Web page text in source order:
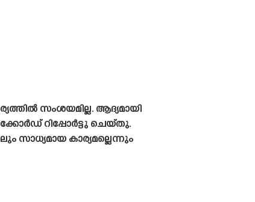
സംശയമില്ല. ആദ്യമായി
റിപ്പോർട്ടു ചെയ്‌തു.
സാധ്യമായ കാര്യമല്ലെന്നും